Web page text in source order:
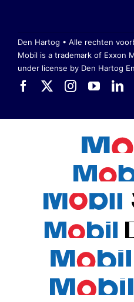
Den Hartog • Alle rechten
Mobil is a trademark of Exxon
under license by Den Hartog